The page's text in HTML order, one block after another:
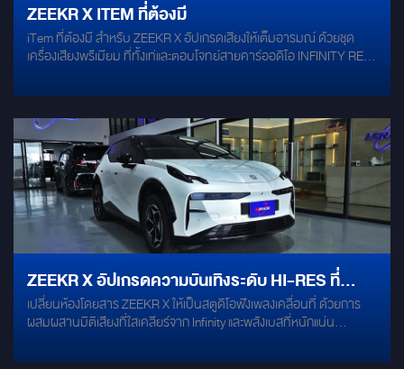
ZEEKR X ITEM ที่ต้องมี
iTem ที่ต้องมี สำหรับ ZEEKR X อัปเกรดเสียงให้เต็มอารมณ์ ด้วยชุด
เครื่องเสียงพรีเมียม ที่ทั้งเท่และตอบโจทย์สายคาร์ออดิโอ INFINITY REF-
ชัดใส รายละเอียดดนตรีครบถ้วน เหมาะกับการเติมเต็มมิติของเสียงใน
พลังเสียงที่คมชัด เสียงร้องโดดเด่น เบสลงลึกนุ่มแน่น ดีไซน์ลงตัว เพิ่ม
อารมณ์เพลงทุกแนวให้สมบูรณ์แบบ ALPINE PWE-M770 DSP
Processor ปรับแต่งเสียงได้ละเอียดระดับมืออาชีพ รองรับการปรับจูน
เพื่อให้เข้ากับสไตล์การฟังและห้องโดยสารของ ZEEKR X ขับเคลื่อนพลัง
เสียงให้เต็มศักยภาพในทุกย่านความถี่ ครบเซ็ตนี้…คือความลงตัวที่ทั้ง
“หรู เท่ และมีสไตล์” เพราะ ZEEKR X ไม่ใช่แค่รถยนต์ แต่มันคือ Lifestyle ที่
ต้องสะท้อนตัวตน!
ZEEKR X อัปเกรดความบันเทิงระดับ HI-RES ที่
สมบูรณ์แบบ
เปลี่ยนห้องโดยสาร ZEEKR X ให้เป็นสตูดิโอฟังเพลงเคลื่อนที่ ด้วยการ
ผสมผสานมิติเสียงที่ใสเคลียร์จาก Infinity และพลังเบสที่หนักแน่น
3032CFX: ลำโพงแกนร่วม 3.5" Alpine PWE-M770: Subbox ขนาด 7